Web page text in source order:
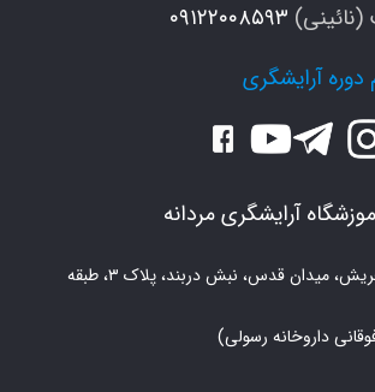
۰۹۱۲۲۰۰۸۵۹۳
دوره آرایشگری
آرایشگری مردانه
میدان قدس، نبش دربند، پلاک ۳، طبقه